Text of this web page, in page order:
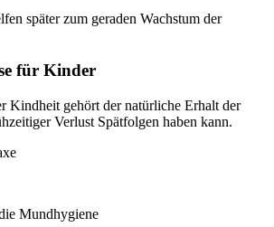
später zum geraden Wachstum der
für Kinder
Kindheit gehört der natürliche Erhalt der
Verlust Spätfolgen haben kann.
Mundhygiene